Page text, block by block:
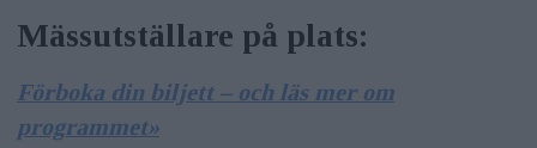
Mässutställare på plats:
Förboka din biljett – och läs mer om
programmet»